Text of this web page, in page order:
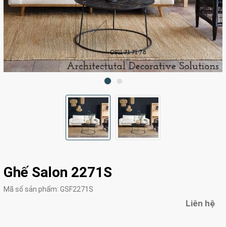
Ghế Salon 2271S
Mã số sản phẩm: GSF2271S
Liên hệ